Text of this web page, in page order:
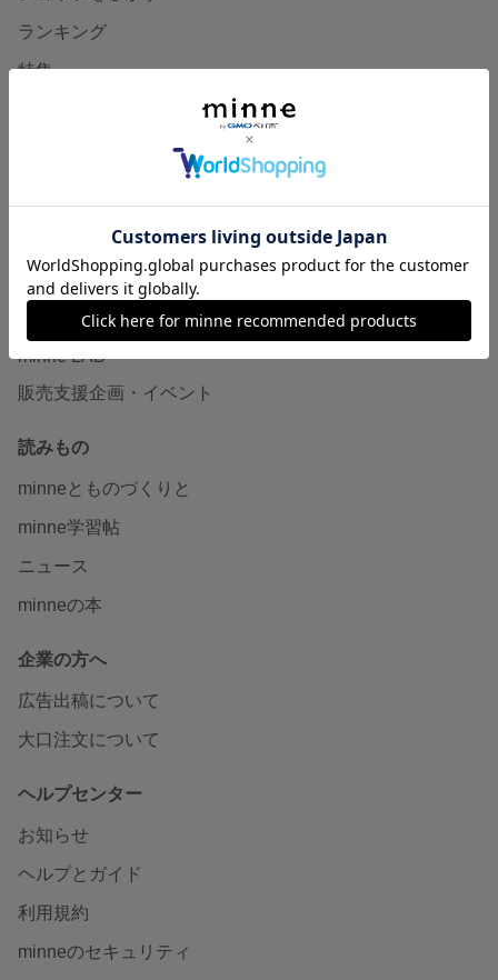
ランキング
特集
食品販売
ヴィンテージ販売
ダウンロード販売
minne PLUS
minne LAB
販売支援企画・イベント
読みもの
minneとものづくりと
minne学習帖
ニュース
minneの本
企業の方へ
広告出稿について
大口注文について
ヘルプセンター
お知らせ
ヘルプとガイド
利用規約
minneのセキュリティ